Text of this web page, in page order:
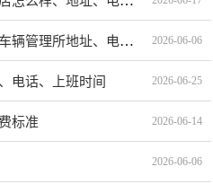
科右中旗公安局交管大队车辆管理所地址、电话、上班时间、能处理违章吗 2026-06-06
电话、上班时间 2026-06-25
标准 2026-06-14
2026-06-06